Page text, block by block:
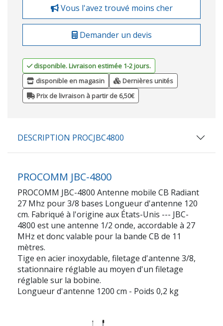
Vous l'avez trouvé moins cher
Demander un devis
disponible. Livraison estimée 1-2 jours.
disponible en magasin
Dernières unités
Prix de livraison à partir de 6,50€
DESCRIPTION PROCJBC4800
PROCOMM JBC-4800
PROCOMM JBC-4800 Antenne mobile CB Radiant
27 Mhz pour 3/8 bases Longueur d'antenne 120
cm. Fabriqué à l'origine aux États-Unis --- JBC-
4800 est une antenne 1/2 onde, accordable à 27
MHz et donc valable pour la bande CB de 11
mètres.
Tige en acier inoxydable, filetage d'antenne 3/8,
stationnaire réglable au moyen d'un filetage
réglable sur la bobine.
Longueur d'antenne 1200 cm - Poids 0,2 kg